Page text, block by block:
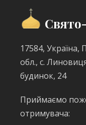
17584, Україна,
обл., с.
будинок, 24
Приймаємо
отримувача: